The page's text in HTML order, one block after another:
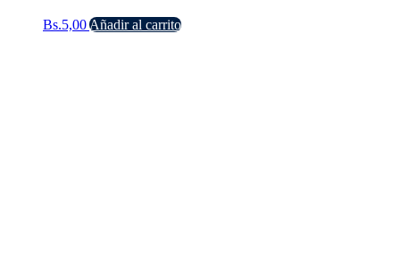
Bs.5,00Añadir al carrito